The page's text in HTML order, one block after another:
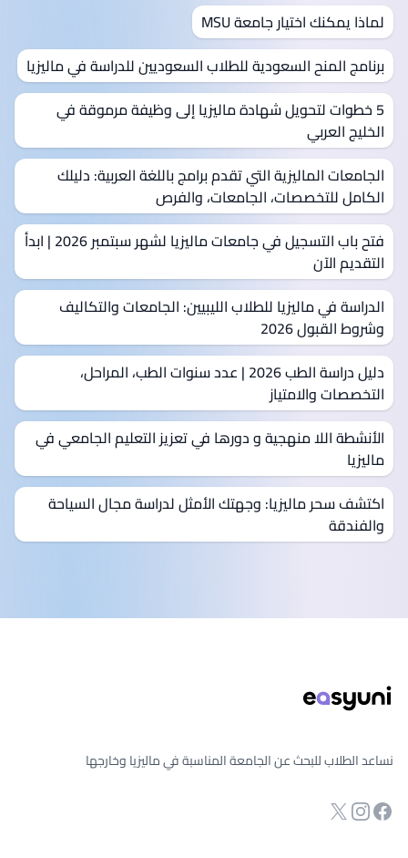
لماذا يمكنك اختيار جامعة MSU
برنامج المنح السعودية للطلاب السعوديين للدراسة في ماليزيا
5 خطوات لتحويل شهادة ماليزيا إلى وظيفة مرموقة في
الخليج العربي
الجامعات الماليزية التي تقدم برامج باللغة العربية: دليلك
الكامل للتخصصات، الجامعات، والفرص
فتح باب التسجيل في جامعات ماليزيا لشهر سبتمبر 2026 | ابدأ
التقديم الآن
الدراسة في ماليزيا للطلاب الليبيين: الجامعات والتكاليف
وشروط القبول 2026
دليل دراسة الطب 2026 | عدد سنوات الطب، المراحل،
التخصصات والامتياز
الأنشطة اللا منهجية و دورها في تعزيز التعليم الجامعي في
ماليزيا
اكتشف سحر ماليزيا: وجهتك الأمثل لدراسة مجال السياحة
والفندقة
نساعد الطلاب للبحث عن الجامعة المناسبة في ماليزيا وخارجها
صفحة الفيسبوك
انستجرام
Twitter